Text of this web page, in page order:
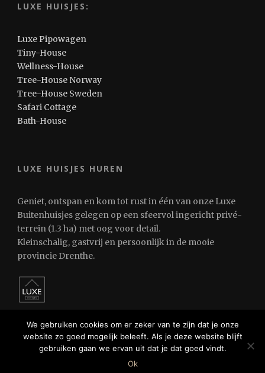
LUXE HUISJES:
Luxe Pipowagen
Tiny-House
Wellness-House
Tree-House Norway
Tree-House Sweden
Safari Cottage
Bath-House
LUXE HUISJES HUREN
Geniet, ontspan en kom tot rust in één van onze Luxe
Buitenhuisjes gelegen op een sfeervol ingericht privé-
terrein (1.3 ha) met oog voor detail.
Kleinschalig, gastvrij en persoonlijk in de mooie
provincie Drenthe.
© 2024 Luxe Huisjes Huren
We gebruiken cookies om er zeker van te zijn dat je onze
website zo goed mogelijk beleeft. Als je deze website blijft
gebruiken gaan we ervan uit dat je dat goed vindt.
Ok